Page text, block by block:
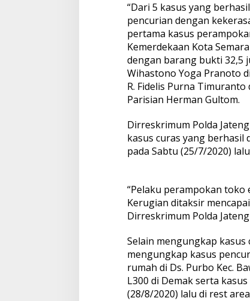
“Dari 5 kasus yang
pencurian dengan
pertama kasus
Kemerdekaan Kota
dengan barang bukti 32,5
Wihastono Yoga Pranoto
R. Fidelis Purna
Parisian Herman Gultom.
Dirreskrimum Polda
kasus curas yang
pada Sabtu (25/7/2020)
“Pelaku perampokan toko
Kerugian ditaksir
Dirreskrimum Polda
Selain mengungkap kasus
mengungkap kasus
rumah di Ds. Purbo Kec.
L300 di Demak serta
(28/8/2020) lalu di rest